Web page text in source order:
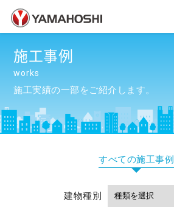
施工事例
works
施工実績の一部をご紹介します。
すべての施工事例
建物種別